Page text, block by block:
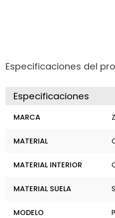
Especificaciones del
Especificaciones
MARCA
MATERIAL
MATERIAL INTERIOR
MATERIAL SUELA
MODELO